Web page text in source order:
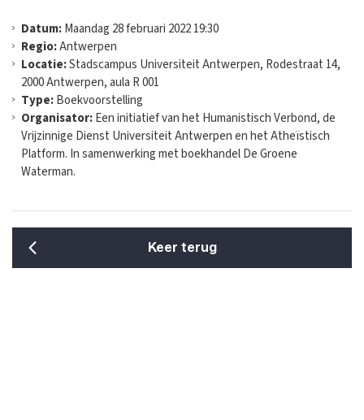
Datum:Maandag 28 februari 2022 19:30
Regio:Antwerpen
Locatie:Stadscampus Universiteit Antwerpen, Rodestraat 14,
2000 Antwerpen, aula R 001
Type:Boekvoorstelling
Organisator:Een initiatief van het Humanistisch Verbond, de
Vrijzinnige Dienst Universiteit Antwerpen en het Atheïstisch
Platform. In samenwerking met boekhandel De Groene
Waterman.
Keer terug